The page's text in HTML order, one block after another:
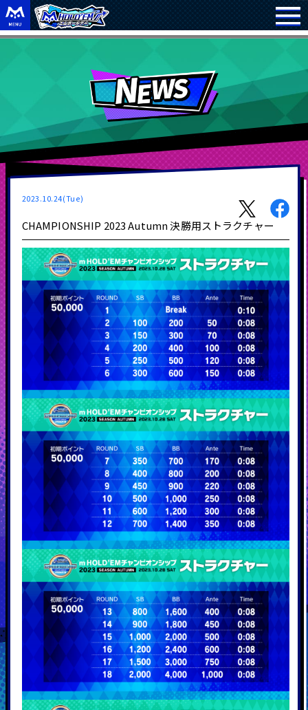
2023.10.24(Tue)
CHAMPIONSHIP 2023 Autumn 決勝用ストラクチャー